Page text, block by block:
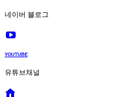
네이버 블로그
YOUTUBE
유튜브채널